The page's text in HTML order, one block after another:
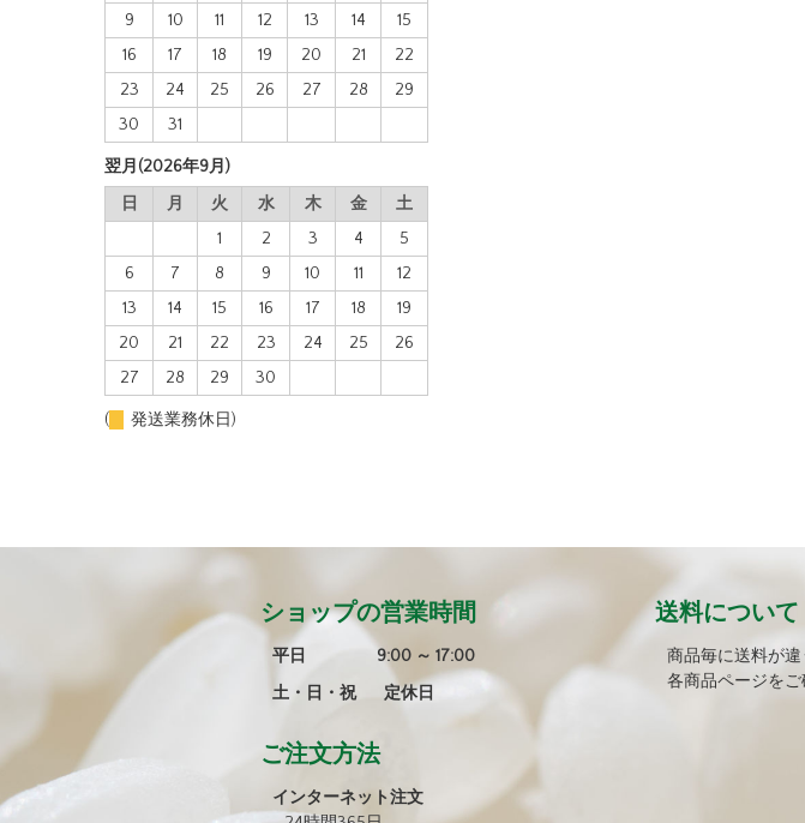
9
10 11 12 13 14
15
16
17 18 19 20 21
22
23
24 25 26 27 28
29
30
31
翌月(2026年9月)
日
月 火 水 木 金
土
1
2 3 4
5
6
7 8 9 10 11
12
13
14 15 16 17 18
19
20
21 22 23 24 25
26
27
28 29 30
( 発送業務休日)
ショップの営業時間
平日 9:00 ～ 17:00
土・日・祝 定休日
ご注文方法
インターネット注文
送料について
商品毎に送料が違
各商品ページを